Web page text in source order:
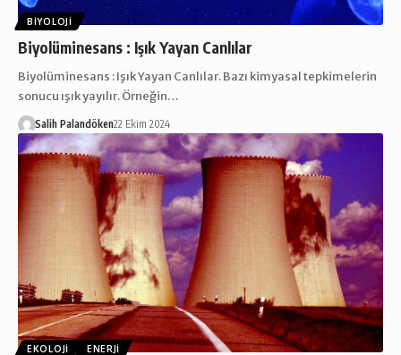
BIYOLOJI
Biyolüminesans : Işık Yayan Canlılar
Biyolüminesans : Işık Yayan Canlılar. Bazı kimyasal tepkimelerin
sonucu ışık yayılır. Örneğin…
Salih Palandöken22 Ekim 2024
EKOLOJI ENERJI